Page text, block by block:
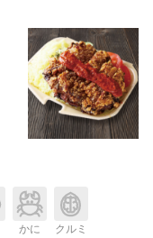
かに クルミ